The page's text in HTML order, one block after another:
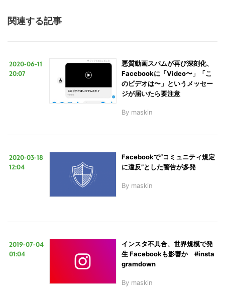
関連する記事
2020-06-11
20:07
悪質動画スパムが再び深刻化、
Facebookに「Video〜」「こ
のビデオは〜」というメッセー
ジが届いたら要注意
By maskin
2020-03-18
12:04
Facebookで“コミュニティ規定
に違反”とした警告が多発
By maskin
2019-07-04
01:04
インスタ不具合、世界規模で発
生 Facebookも影響か #insta
gramdown
By maskin